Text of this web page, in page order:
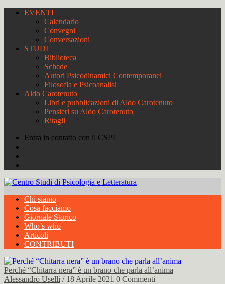
EVENTI
Calendario
Convegni
Conversazioni
STUDI
Biblioteca
Schede
Autori Psicodinamici Contemporanei
Filosofia e Psicoanalisi
Aldo Carotenuto
Libri e pubblicazioni di Aldo Carotenuto
Pensieri su Aldo Carotenuto
Ritagli
Entra in contatto con il CSPL
Chi siamo
Cosa facciamo
Giornale Storico
Who’s who
Articoli
CONTRIBUTI
Perché “Chitarra nera” è un brano che parla all’anima
Alessandro Uselli / 18 Aprile 2021 0 Commenti